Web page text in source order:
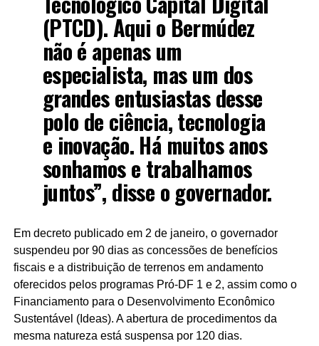
(PTCD). Aqui o Bermúdez
não é apenas um
especialista, mas um dos
grandes entusiastas desse
polo de ciência, tecnologia
e inovação. Há muitos anos
sonhamos e trabalhamos
juntos”, disse o governador.
Em decreto publicado em 2 de janeiro, o governador
suspendeu por 90 dias as concessões de benefícios
fiscais e a distribuição de terrenos em andamento
oferecidos pelos programas Pró-DF 1 e 2, assim como o
Financiamento para o Desenvolvimento Econômico
Sustentável (Ideas). A abertura de procedimentos da
mesma natureza está suspensa por 120 dias.